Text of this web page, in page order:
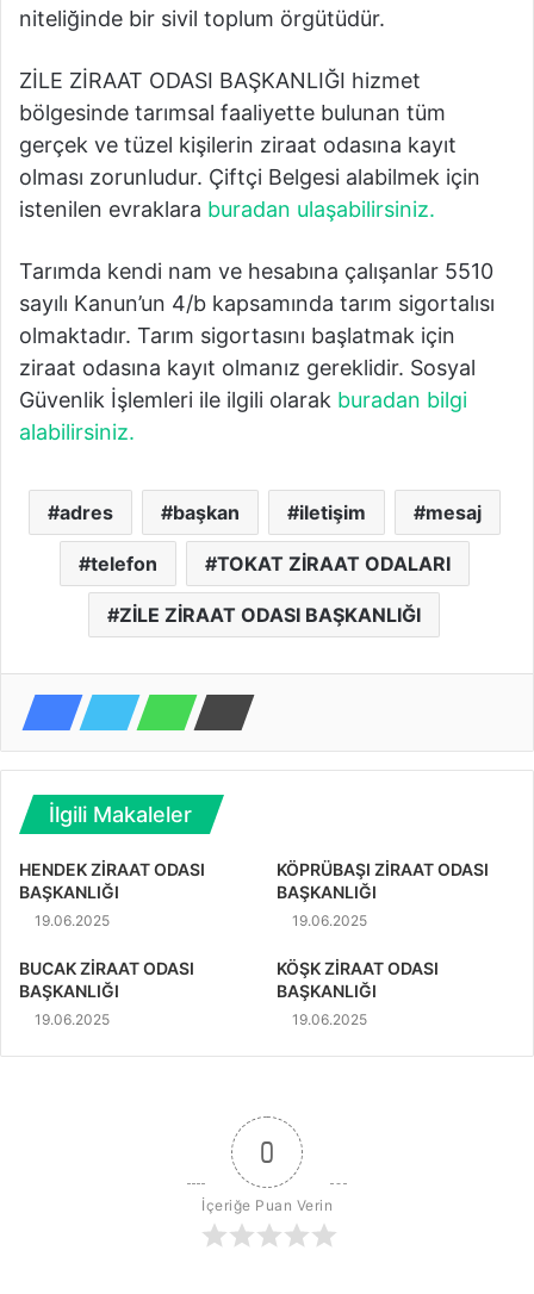
niteliğinde bir sivil toplum örgütüdür.
ZİLE ZİRAAT ODASI BAŞKANLIĞI hizmet
bölgesinde tarımsal faaliyette bulunan tüm
gerçek ve tüzel kişilerin ziraat odasına kayıt
olması zorunludur. Çiftçi Belgesi alabilmek için
istenilen evraklara buradan ulaşabilirsiniz.
Tarımda kendi nam ve hesabına çalışanlar 5510
sayılı Kanun’un 4/b kapsamında tarım sigortalısı
olmaktadır. Tarım sigortasını başlatmak için
ziraat odasına kayıt olmanız gereklidir. Sosyal
Güvenlik İşlemleri ile ilgili olarak buradan bilgi
alabilirsiniz.
adres başkan iletişim mesaj
telefon TOKAT ZİRAAT ODALARI
ZİLE ZİRAAT ODASI BAŞKANLIĞI
İlgili Makaleler
HENDEK ZİRAAT ODASI
BAŞKANLIĞI
19.06.2025
KÖPRÜBAŞI ZİRAAT ODASI
BAŞKANLIĞI
19.06.2025
BUCAK ZİRAAT ODASI
BAŞKANLIĞI
19.06.2025
KÖŞK ZİRAAT ODASI
BAŞKANLIĞI
19.06.2025
0
İçeriğe Puan Verin